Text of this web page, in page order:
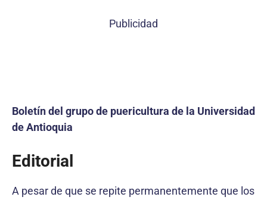
Publicidad
Boletín del grupo de puericultura de la Universidad
de Antioquia
Editorial
A pesar de que se repite permanentemente que los